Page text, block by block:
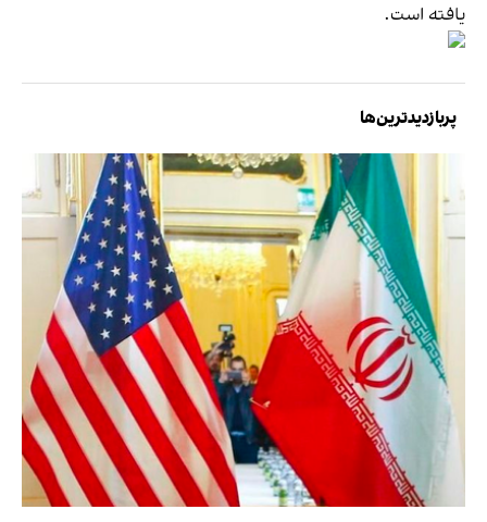
یافته است.
پربازدیدترین‌ها